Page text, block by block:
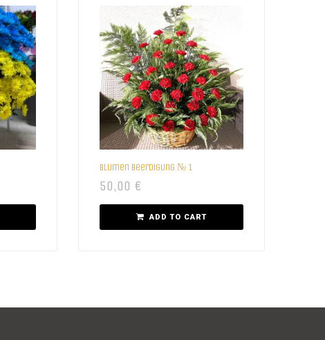
Blumen beerdigung № 1
50,00 €
ADD TO CART